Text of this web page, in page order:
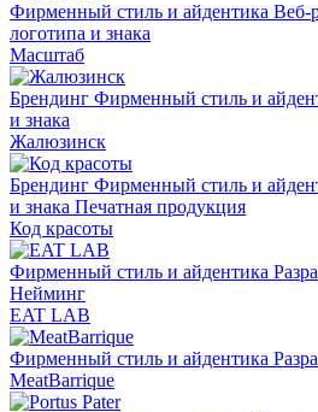
Фирменный стиль и айдентика Веб-
логотипа и знака
Масштаб
Брендинг Фирменный стиль и
и знака
Жалюзинск
Брендинг Фирменный стиль и
и знака Печатная продукция
Код красоты
Фирменный стиль и айдентика
Нейминг
EAT LAB
Фирменный стиль и айдентика
MeatBarrique